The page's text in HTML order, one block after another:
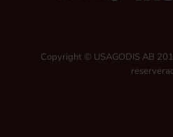
Copyright © USAGODIS AB